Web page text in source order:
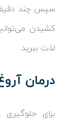
سپس چند
کشیدن
لذت ببرید.
درمان
برای